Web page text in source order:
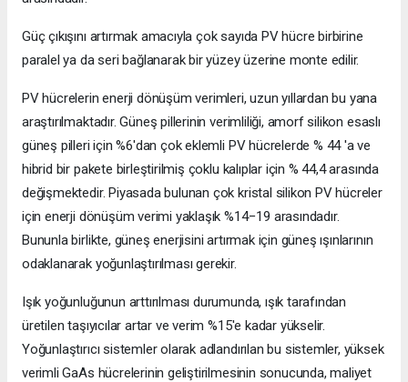
Güç çıkışını artırmak amacıyla çok sayıda PV hücre birbirine
paralel ya da seri bağlanarak bir yüzey üzerine monte edilir.
PV hücrelerin enerji dönüşüm verimleri, uzun yıllardan bu yana
araştırılmaktadır. Güneş pillerinin verimliliği, amorf silikon esaslı
güneş pilleri için %6'dan çok eklemli PV hücrelerde % 44 'a ve
hibrid bir pakete birleştirilmiş çoklu kalıplar için % 44,4 arasında
değişmektedir. Piyasada bulunan çok kristal silikon PV hücreler
için enerji dönüşüm verimi yaklaşık %14−19 arasındadır.
Bununla birlikte, güneş enerjisini artırmak için güneş ışınlarının
odaklanarak yoğunlaştırılması gerekir.
Işık yoğunluğunun arttırılması durumunda, ışık tarafından
üretilen taşıyıcılar artar ve verim %15'e kadar yükselir.
Yoğunlaştırıcı sistemler olarak adlandırılan bu sistemler, yüksek
verimli GaAs hücrelerinin geliştirilmesinin sonucunda, maliyet